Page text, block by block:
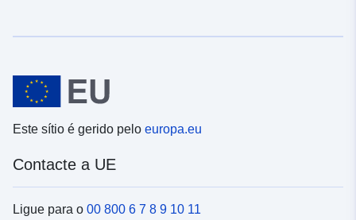
Este sítio é gerido pelo europa.eu
Contacte a UE
Ligue para o 00 800 6 7 8 9 10 11